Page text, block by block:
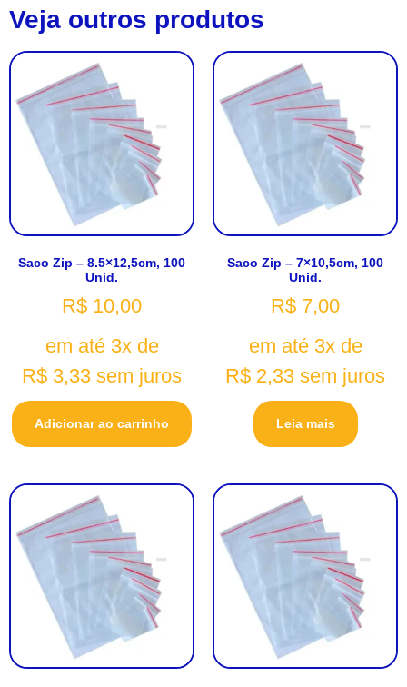
Veja outros produtos
Saco Zip – 8.5×12,5cm, 100
Unid.
R$ 10,00
em até 3x de
R$ 3,33 sem juros
Adicionar ao carrinho
Saco Zip – 7×10,5cm, 100
Unid.
R$ 7,00
em até 3x de
R$ 2,33 sem juros
Leia mais